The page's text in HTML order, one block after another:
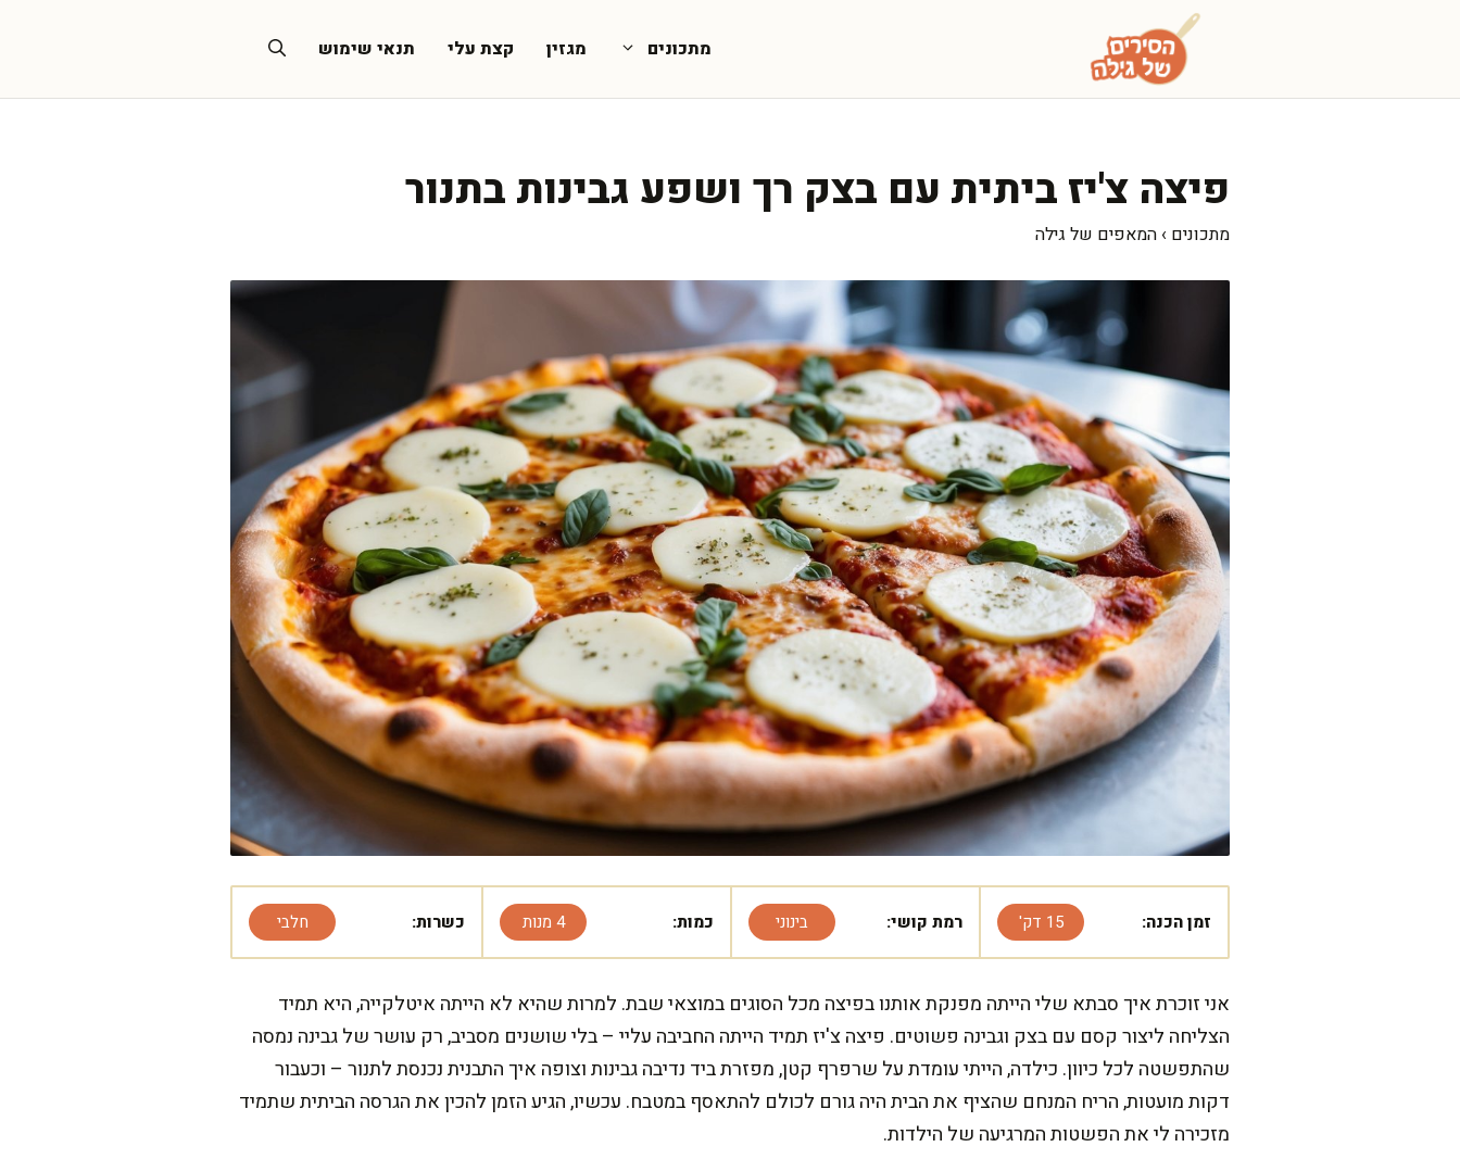
מתכונים מגזין קצת עלי תנאי שימוש
פיצה צ'יז ביתית עם בצק רך ושפע גבינות בתנור
מתכונים › המאפים של גילה
זמן הכנה: 15 דק' רמת קושי: בינוני כמות: 4 מנות כשרות: חלבי
אני זוכרת איך סבתא שלי הייתה מפנקת אותנו בפיצה מכל הסוגים במוצאי שבת. למרות שהיא לא הייתה איטלקייה, היא תמיד
הצליחה ליצור קסם עם בצק וגבינה פשוטים. פיצה צ'יז תמיד הייתה החביבה עליי – בלי שושנים מסביב, רק עושר של גבינה נמסה
שהתפשטה לכל כיוון. כילדה, הייתי עומדת על שרפרף קטן, מפזרת ביד נדיבה גבינות וצופה איך התבנית נכנסת לתנור – וכעבור
דקות מועטות, הריח המנחם שהציף את הבית היה גורם לכולם להתאסף במטבח. עכשיו, הגיע הזמן להכין את הגרסה הביתית שתמיד
מזכירה לי את הפשטות המרגיעה של הילדות.